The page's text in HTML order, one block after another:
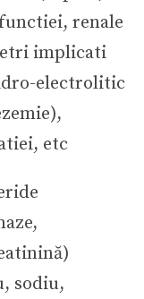
renale
implicati
electrolitic
etc
sodiu,